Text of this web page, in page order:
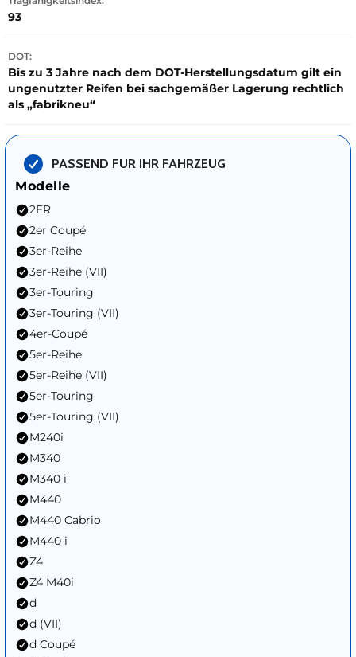
93
DOT:
Bis zu 3 Jahre nach dem DOT-Herstellungsdatum gilt ein
ungenutzter Reifen bei sachgemäßer Lagerung rechtlich
als „fabrikneu“
PASSEND FUR IHR FAHRZEUG
Modelle
2ER
2er Coupé
3er-Reihe
3er-Reihe (VII)
3er-Touring
3er-Touring (VII)
4er-Coupé
5er-Reihe
5er-Reihe (VII)
5er-Touring
5er-Touring (VII)
M240i
M340
M340 i
M440
M440 Cabrio
M440 i
Z4
Z4 M40i
d
d (VII)
d Coupé